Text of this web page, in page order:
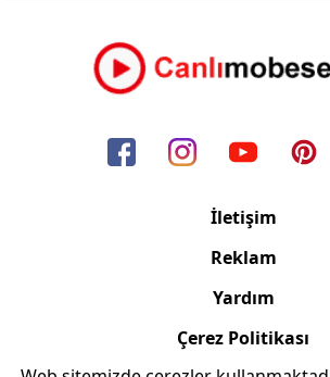
İletişim
Reklam
Yardım
Çerez Politikası